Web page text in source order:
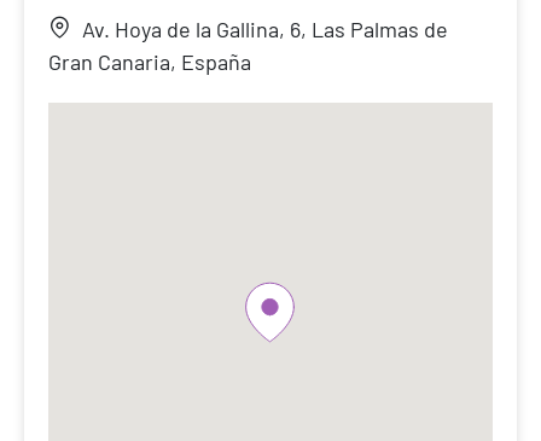
Av. Hoya de la Gallina, 6, Las Palmas de
Gran Canaria, España